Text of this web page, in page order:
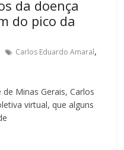
da doença
do pico da
Carlos Eduardo Amaral,
Minas Gerais, Carlos
virtual, que alguns